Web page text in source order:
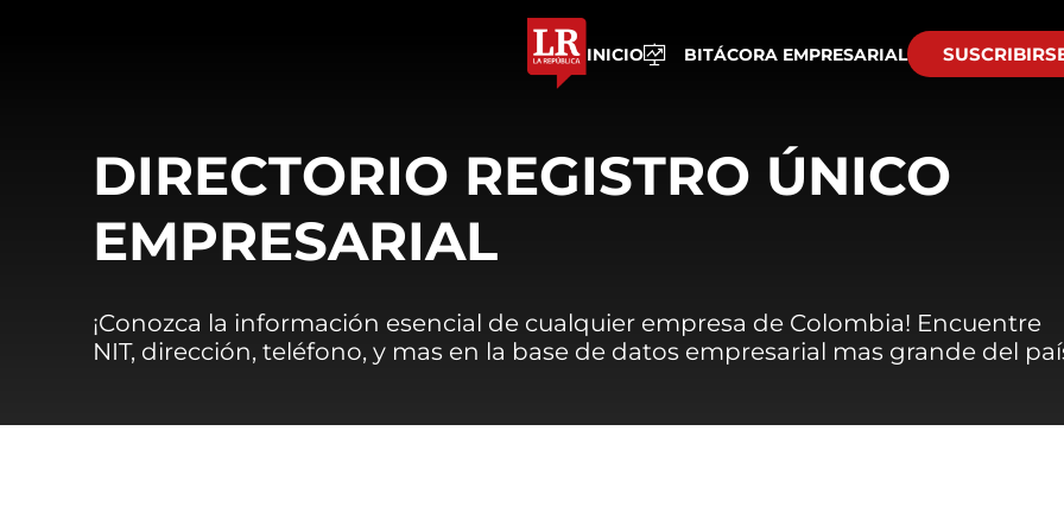
INICIO BITÁCORA EMPRESARIAL
DIRECTORIO REGISTRO ÚNICO
EMPRESARIAL
¡Conozca la información esencial de cualquier empresa de Colombia! Encuentre
NIT, dirección, teléfono, y mas en la base de datos empresarial mas grande del